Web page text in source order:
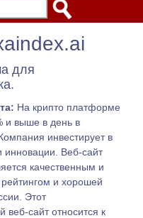
для
На крипто платформе
и выше в день в
инвестирует в
инновации. Веб-сайт
качественным и
и хорошей
Этот
веб-сайт относится к